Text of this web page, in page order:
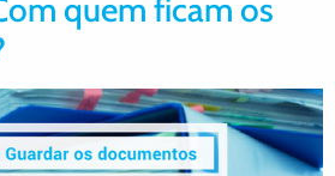
quem ficam os